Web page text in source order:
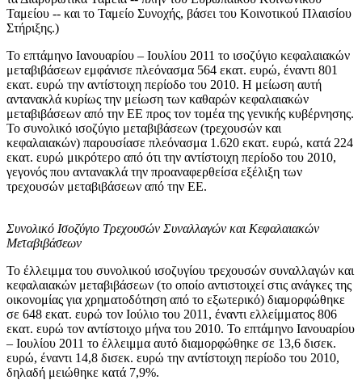
Ταμείου -- και το Ταμείο Συνοχής, βάσει του Κοινοτικού Πλαισίου
Στήριξης.)
Το επτάμηνο Ιανουαρίου – Ιουλίου 2011 το ισοζύγιο κεφαλαιακών
μεταβιβάσεων εμφάνισε πλεόνασμα 564 εκατ. ευρώ, έναντι 801
εκατ. ευρώ την αντίστοιχη περίοδο του 2010. Η μείωση αυτή
αντανακλά κυρίως την μείωση των καθαρών κεφαλαιακών
μεταβιβάσεων από την ΕΕ προς τον τομέα της γενικής κυβέρνησης.
Το συνολικό ισοζύγιο μεταβιβάσεων (τρεχουσών και
κεφαλαιακών) παρουσίασε πλεόνασμα 1.620 εκατ. ευρώ, κατά 224
εκατ. ευρώ μικρότερο από ότι την αντίστοιχη περίοδο του 2010,
γεγονός που αντανακλά την προαναφερθείσα εξέλιξη των
τρεχουσών μεταβιβάσεων από την ΕΕ.
Συνολικό Ισοζύγιο Τρεχουσών Συναλλαγών και Κεφαλαιακών
Μεταβιβάσεων
Το έλλειμμα του συνολικού ισοζυγίου τρεχουσών συναλλαγών και
κεφαλαιακών μεταβιβάσεων (το οποίο αντιστοιχεί στις ανάγκες της
οικονομίας για χρηματοδότηση από το εξωτερικό) διαμορφώθηκε
σε 648 εκατ. ευρώ τον Ιούλιο του 2011, έναντι ελλείμματος 806
εκατ. ευρώ τον αντίστοιχο μήνα του 2010. Το επτάμηνο Ιανουαρίου
– Ιουλίου 2011 το έλλειμμα αυτό διαμορφώθηκε σε 13,6 δισεκ.
ευρώ, έναντι 14,8 δισεκ. ευρώ την αντίστοιχη περίοδο του 2010,
δηλαδή μειώθηκε κατά 7,9%.